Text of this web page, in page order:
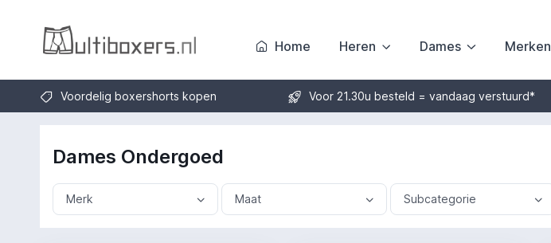
Home Heren Dames Merken
Voordelig boxershorts kopen Voor 21.30u besteld = vandaag verstuurd*
Dames Ondergoed
Merk Maat Subcategorie